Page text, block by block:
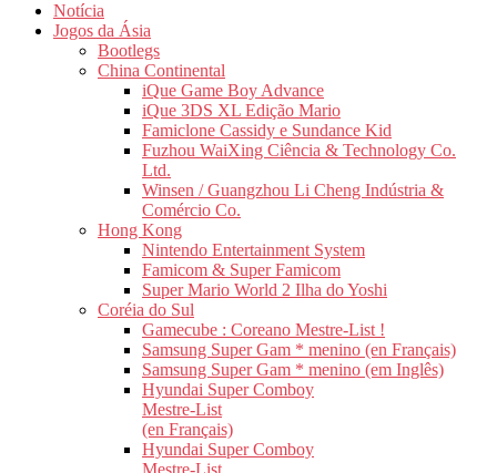
Notícia
Jogos da Ásia
Bootlegs
China Continental
iQue Game Boy Advance
iQue 3DS XL Edição Mario
Famiclone Cassidy e Sundance Kid
Fuzhou WaiXing Ciência & Technology Co.
Ltd.
Winsen / Guangzhou Li Cheng Indústria &
Comércio Co.
Hong Kong
Nintendo Entertainment System
Famicom & Super Famicom
Super Mario World 2 Ilha do Yoshi
Coréia do Sul
Gamecube : Coreano Mestre-List !
Samsung Super Gam * menino (en Français)
Samsung Super Gam * menino (em Inglês)
Hyundai Super Comboy
Mestre-List
(en Français)
Hyundai Super Comboy